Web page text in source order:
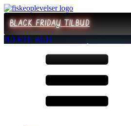
BLACK FRIDAY TILBUD
JULETILBUD